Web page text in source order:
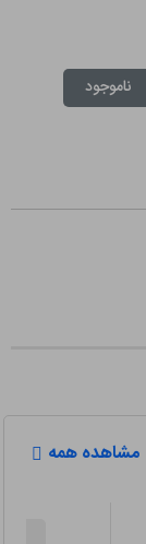
ناموجود
مشاهده همه